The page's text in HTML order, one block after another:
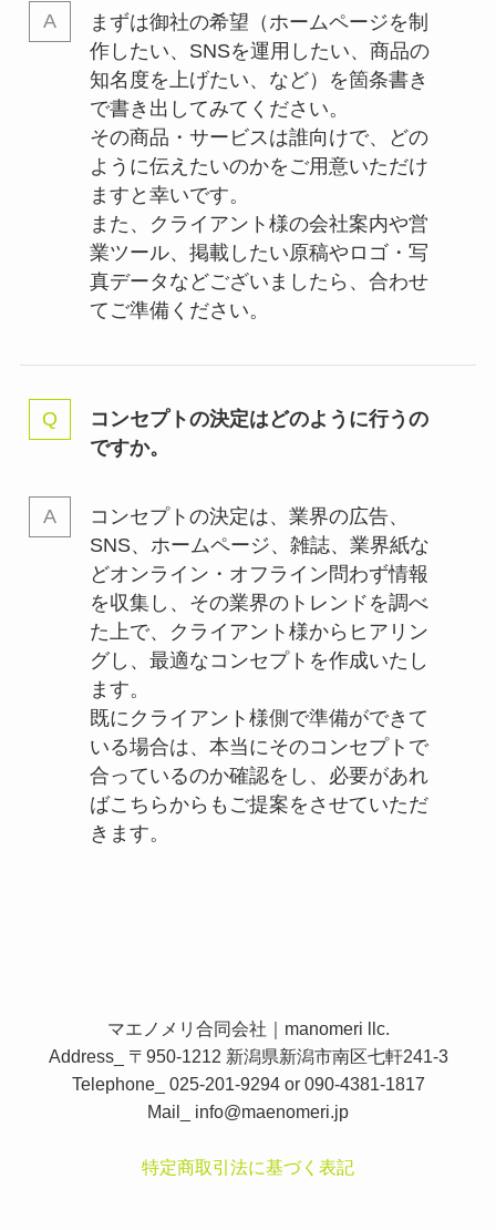
まずは御社の希望（ホームページを制
作したい、SNSを運用したい、商品の
知名度を上げたい、など）を箇条書き
で書き出してみてください。
その商品・サービスは誰向けで、どの
ように伝えたいのかをご用意いただけ
ますと幸いです。
また、クライアント様の会社案内や営
業ツール、掲載したい原稿やロゴ・写
真データなどございましたら、合わせ
てご準備ください。
コンセプトの決定はどのように行うの
ですか。
コンセプトの決定は、業界の広告、
SNS、ホームページ、雑誌、業界紙な
どオンライン・オフライン問わず情報
を収集し、その業界のトレンドを調べ
た上で、クライアント様からヒアリン
グし、最適なコンセプトを作成いたし
ます。
既にクライアント様側で準備ができて
いる場合は、本当にそのコンセプトで
合っているのか確認をし、必要があれ
ばこちらからもご提案をさせていただ
きます。
マエノメリ合同会社｜manomeri llc.
Address_ 〒950-1212 新潟県新潟市南区七軒241-3
Telephone_ 025-201-9294 or 090-4381-1817
Mail_ info@maenomeri.jp
特定商取引法に基づく表記